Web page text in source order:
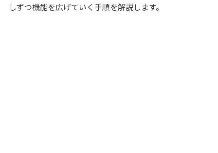
しずつ機能を広げていく手順を解説します。